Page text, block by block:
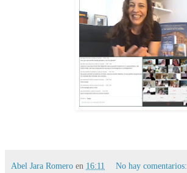
Abel Jara Romero en 16:11 No hay comentarios: